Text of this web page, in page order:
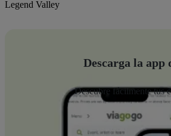
Legend Valley
Descarga la app
Descubre fácilmente tus